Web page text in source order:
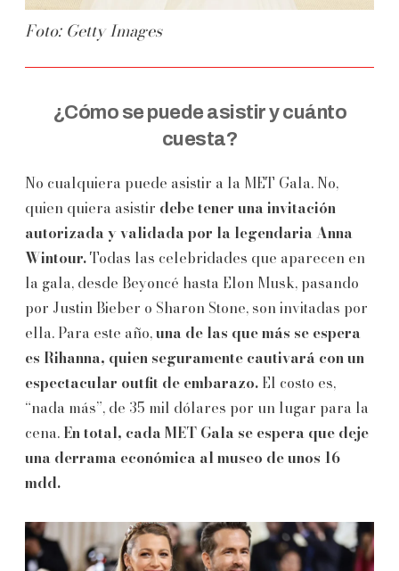
Foto: Getty Images
¿Cómo se puede asistir y cuánto
cuesta?
No cualquiera puede asistir a la MET Gala. No,
quien quiera asistir debe tener una invitación
autorizada y validada por la legendaria Anna
Wintour.Todas las celebridades que aparecen en
la gala, desde Beyoncé hasta Elon Musk, pasando
por Justin Bieber o Sharon Stone, son invitadas por
ella. Para este año,una de las que más se espera
es Rihanna, quien seguramente cautivará con un
espectacular outfit de embarazo. El costo es,
“nada más”, de 35 mil dólares por un lugar para la
cena. En total, cada MET Gala se espera que deje
una derrama económica al museo de unos 16
mdd.